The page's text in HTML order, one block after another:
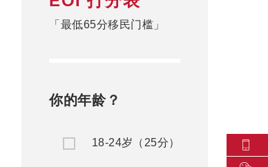
「最低65分移民门槛」
你的年龄？
18-24岁（25分）